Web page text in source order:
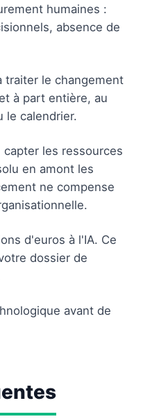
humaines :
absence de
traiter le changement
à part entière, au
le calendrier.
les ressources
en amont les
ne compense
d'euros à l'IA. Ce
dossier de
avant de